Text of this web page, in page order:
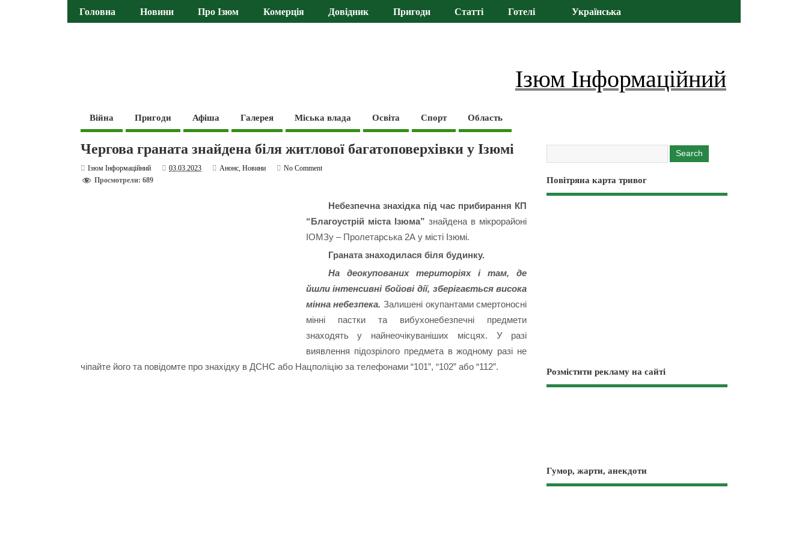
Головна Новини Про Ізюм Комерція Довідник Пригоди Статті Готелі Українська
Ізюм Інформаційний
Війна Пригоди Афіша Галерея Міська влада Освіта Спорт Область
Чергова граната знайдена біля житлової багатоповерхівки у Ізюмі
Ізюм Інформаційний 03.03.2023 Анонс,Новини
No Comment
Просмотрели: 689
Небезпечна знахідка під час прибирання КП
“Благоустрій міста Ізюма” знайдена в мікрорайоні
ІОМЗу – Пролетарська 2А у місті Ізюмі.
Граната знаходилася біля будинку.
На деокупованих територіях і там, де
йшли інтенсивні бойові дії, зберігається висока
мінна небезпека. Залишені окупантами смертоносні
мінні пастки та вибухонебезпечні предмети
знаходять у найнеочікуваніших місцях. У разі
виявлення підозрілого предмета в жодному разі не
чіпайте його та повідомте про знахідку в ДСНС або Нацполіцію за телефонами “101”, “102” або “112”.
Повітряна карта тривог
Розмістити рекламу на сайті
Гумор, жарти, анекдоти